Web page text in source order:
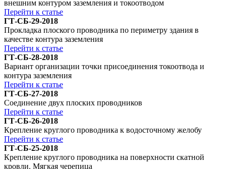
внешним контуром заземления и токоотводом
Перейти к статье
ГТ-СБ-29-2018
Прокладка плоского проводника по периметру здания в
качестве контура заземления
Перейти к статье
ГТ-СБ-28-2018
Вариант организации точки присоединения токоотвода и
контура заземления
Перейти к статье
ГТ-СБ-27-2018
Соединение двух плоских проводников
Перейти к статье
ГТ-СБ-26-2018
Крепление круглого проводника к водосточному желобу
Перейти к статье
ГТ-СБ-25-2018
Крепление круглого проводника на поверхности скатной
кровли. Мягкая черепица